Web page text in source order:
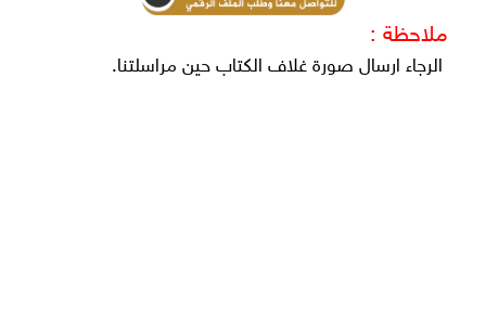
ملاحظة :
الرجاء ارسال صورة غلاف الكتاب حين مراسلتنا.